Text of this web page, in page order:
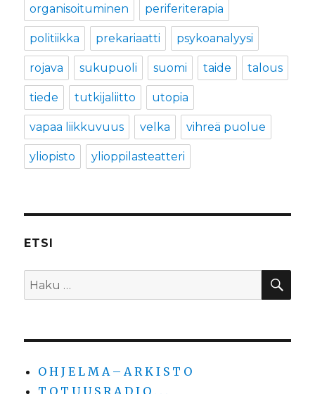
organisoituminen periferiterapia
politiikka prekariaatti psykoanalyysi
rojava sukupuoli suomi taide talous
tiede tutkijaliitto utopia
vapaa liikkuvuus velka vihreä puolue
yliopisto ylioppilasteatteri
ETSI
Etsi:
O H J E L M A – A R K I S T O